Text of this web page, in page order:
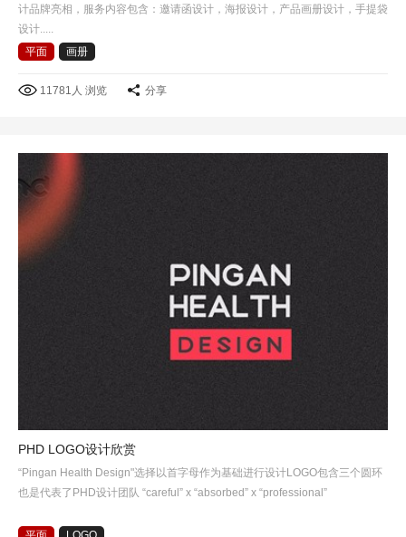
计品牌亮相，服务内容包含：邀请函设计，海报设计，产品画册设计，手提袋
设计.....
平面
画册
11781人 浏览 分享
PHD LOGO设计欣赏
“Pingan Health Design"选择以首字母作为基础进行设计LOGO包含三个圆环
也是代表了PHD设计团队 “careful” x “absorbed” x “professional”